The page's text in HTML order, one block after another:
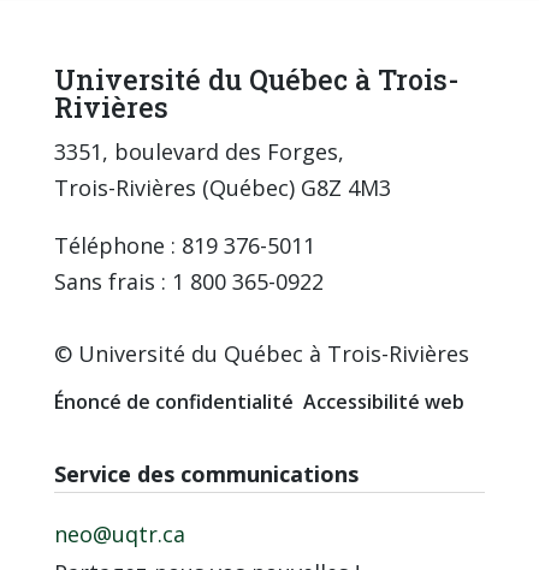
Université du Québec à Trois-
Rivières
3351, boulevard des Forges,
Trois-Rivières (Québec) G8Z 4M3
Téléphone : 819 376-5011
Sans frais : 1 800 365-0922
© Université du Québec à Trois-Rivières
Énoncé de confidentialité Accessibilité web
Service des communications
neo@uqtr.ca